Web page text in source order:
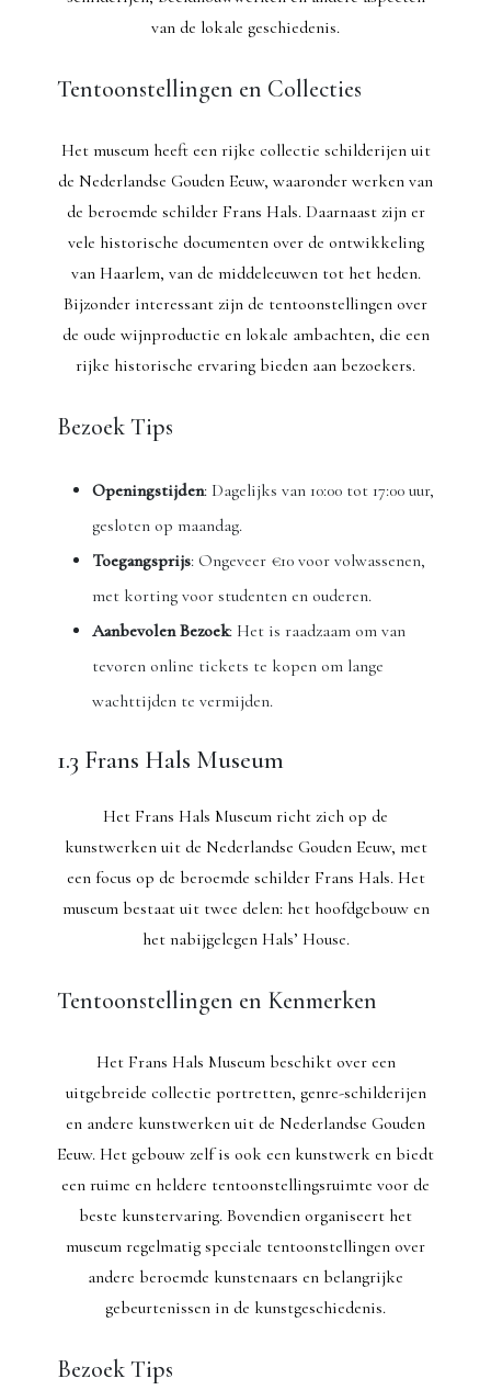
van de lokale geschiedenis.
Tentoonstellingen en Collecties
Het museum heeft een rijke collectie schilderijen uit
de Nederlandse Gouden Eeuw, waaronder werken van
de beroemde schilder Frans Hals. Daarnaast zijn er
vele historische documenten over de ontwikkeling
van Haarlem, van de middeleeuwen tot het heden.
Bijzonder interessant zijn de tentoonstellingen over
de oude wijnproductie en lokale ambachten, die een
rijke historische ervaring bieden aan bezoekers.
Bezoek Tips
Openingstijden: Dagelijks van 10:00 tot 17:00 uur,
gesloten op maandag.
Toegangsprijs: Ongeveer €10 voor volwassenen,
met korting voor studenten en ouderen.
Aanbevolen Bezoek: Het is raadzaam om van
tevoren online tickets te kopen om lange
wachttijden te vermijden.
1.3 Frans Hals Museum
Het Frans Hals Museum richt zich op de
kunstwerken uit de Nederlandse Gouden Eeuw, met
een focus op de beroemde schilder Frans Hals. Het
museum bestaat uit twee delen: het hoofdgebouw en
het nabijgelegen Hals’ House.
Tentoonstellingen en Kenmerken
Het Frans Hals Museum beschikt over een
uitgebreide collectie portretten, genre-schilderijen
en andere kunstwerken uit de Nederlandse Gouden
Eeuw. Het gebouw zelf is ook een kunstwerk en biedt
een ruime en heldere tentoonstellingsruimte voor de
beste kunstervaring. Bovendien organiseert het
museum regelmatig speciale tentoonstellingen over
andere beroemde kunstenaars en belangrijke
gebeurtenissen in de kunstgeschiedenis.
Bezoek Tips